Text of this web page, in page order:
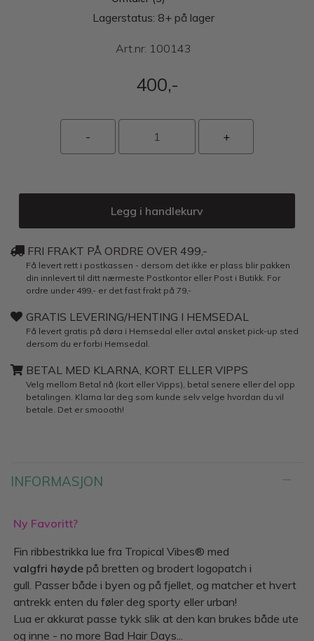
Lagerstatus: 8+ på lager
Art.nr: 100143
400,-
Legg i handlekurv
FRI FRAKT PÅ ORDRE OVER 499,-
Få levert rett i postkassen - dersom det ikke er plass blir pakken
din innlevert til ditt nærmeste Postkontor eller Post i Butikk. For
ordre under 499,- er det fast frakt på 79,-
GRATIS LEVERING/HENTING I HEMSEDAL
Få levert gratis på døra i Hemsedal eller avtal ønsket pick-up sted
dersom du er forbi Hemsedal.
BETAL MED KLARNA, KORT ELLER VIPPS
Velg mellom Betal nå (kort eller Vipps), betal senere eller del opp
betalingen. Klarna lar deg som kunde selv velge hvordan du vil
betale. Det er smoooth!
INFORMASJON
Ny Favoritt?
Fin ribbestrikka lue fra Tropical Vibes® med
valgfri høyde på bretten og brodert logopatch i
gull. Passer både i byen og på fjellet, og matcher et hvert
antrekk enten du føler deg sporty eller urban!
Lua er akkurat passe tykk slik at den kan brukes både ute
og inne - no more Bad Hair Days...